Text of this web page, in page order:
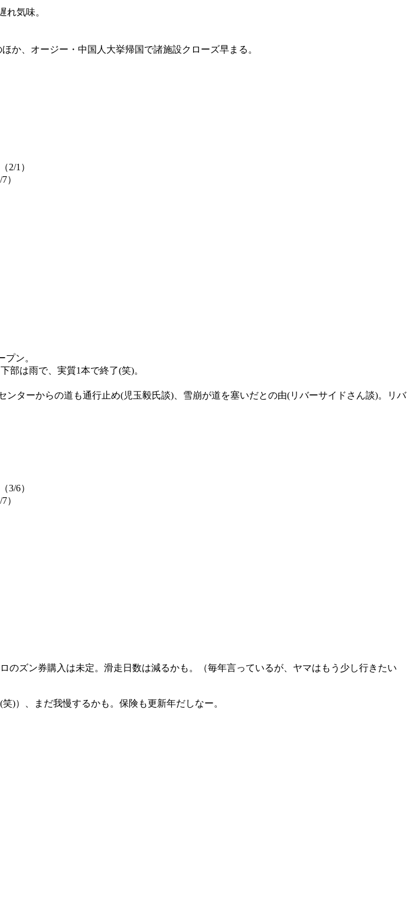
れ気味。
か、オージー・中国人大挙帰国で諸施設クローズ早まる。
2/1）
）
ン。
部は雨で、実質1本で終了(笑)。
ターからの道も通行止め(児玉毅氏談)、雪崩が道を塞いだとの由(リバーサイドさん談)。リバ
3/6）
）
ズン券購入は未定。滑走日数は減るかも。（毎年言っているが、ヤマはもう少し行きたい
)）、まだ我慢するかも。保険も更新年だしなー。